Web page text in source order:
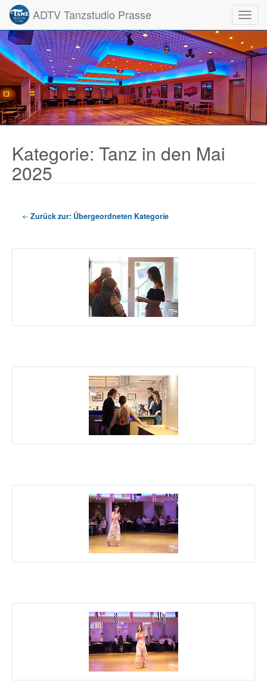
ADTV Tanzstudio Prasse
Kategorie: Tanz in den Mai
2025
Zurück zur: Übergeordneten Kategorie